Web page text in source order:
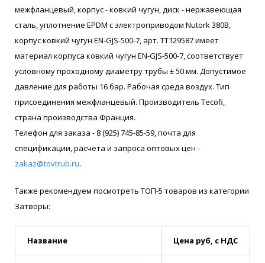
межфланцевый, корпус - ковкий чугун, диск - нержавеющая
сталь, уплотнение EPDM с электроприводом Nutork 380В,
корпус ковкий чугун EN-GJS-500-7, арт. ТТ129587 имеет
материал корпуса ковкий чугун EN-GJS-500-7, соответствует
условному проходному диаметру трубы ± 50 мм. Допустимое
давление для работы 16 бар. Рабочая среда воздух. Тип
присоединения межфланцевый. Производитель Tecofi,
страна производства Франция.
Телефон для заказа - 8 (925) 745-85-59, почта для
спецификации, расчета и запроса оптовых цен -
zakaz@tovtrub.ru.
Также рекомендуем посмотреть ТОП-5 товаров из категории
Затворы:
Название Цена руб, с НДС